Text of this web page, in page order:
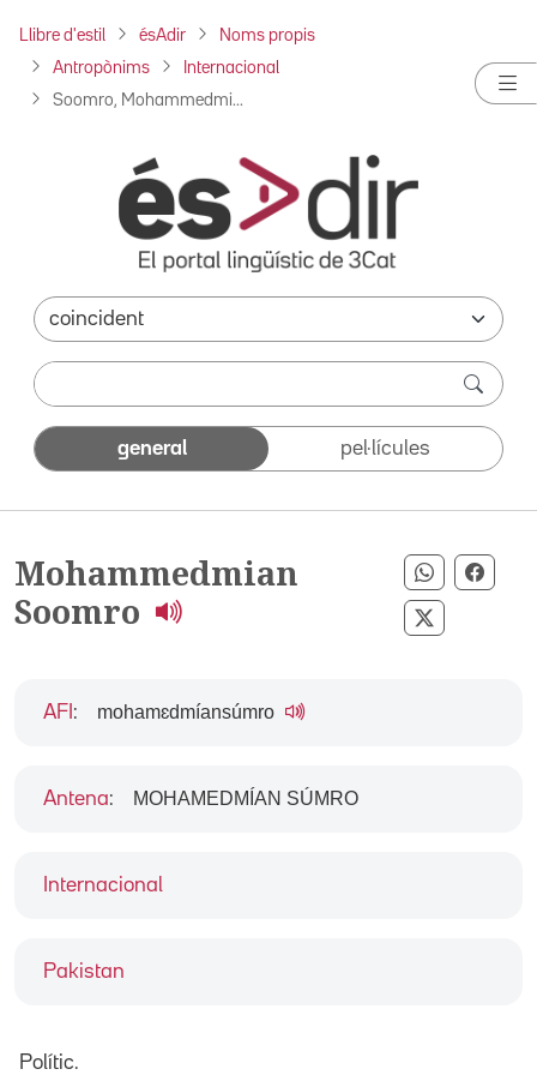
Llibre d'estil ésAdir Noms propis
Antropònims Internacional
Soomro, Mohammedmi...
general pel·lícules
Mohammedmian
Soomro
Compartir
Compartir
Internacional
Pakistan
AFI : mohamɛdmíansúmro
Antena: MOHAMEDMÍAN SÚMRO
Polític.